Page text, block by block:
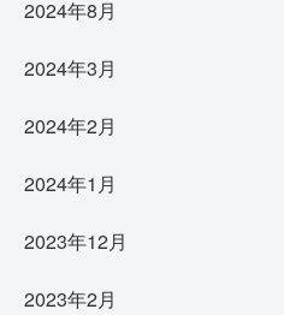
2024年8月
2024年3月
2024年2月
2024年1月
2023年12月
2023年2月